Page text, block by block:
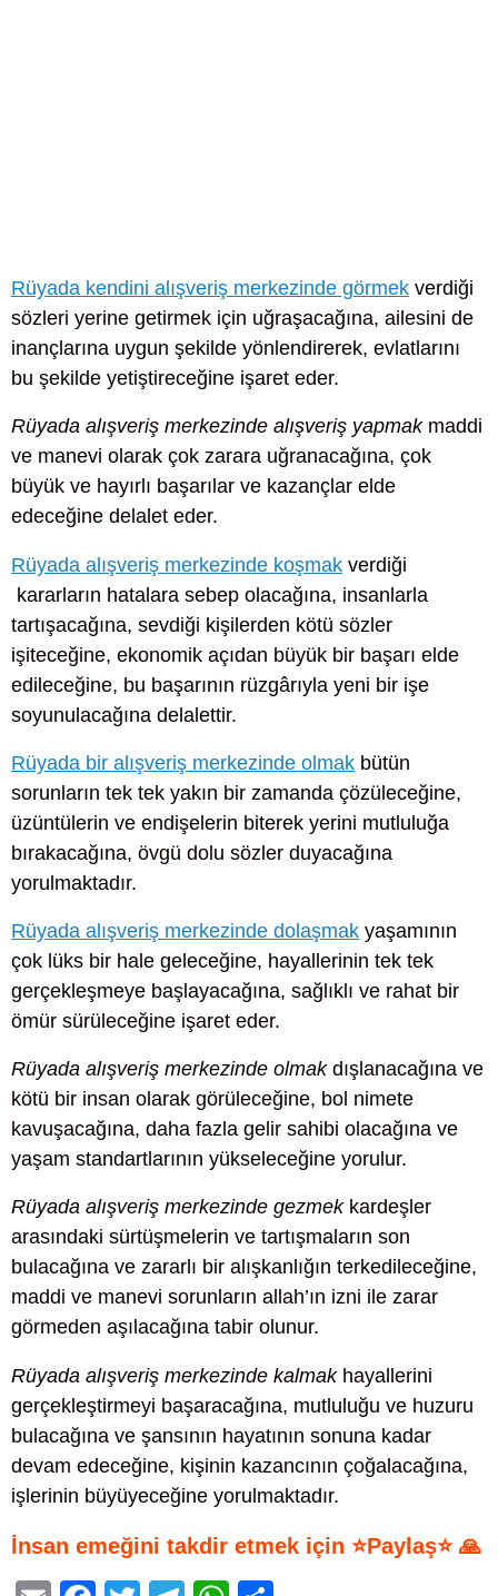
Rüyada kendini alışveriş merkezinde görmek verdiği
sözleri yerine getirmek için uğraşacağına, ailesini de
inançlarına uygun şekilde yönlendirerek, evlatlarını
bu şekilde yetiştireceğine işaret eder.
Rüyada alışveriş merkezinde alışveriş yapmakmaddi
ve manevi olarak çok zarara uğranacağına, çok
büyük ve hayırlı başarılar ve kazançlar elde
edeceğine delalet eder.
Rüyada alışveriş merkezinde koşmak verdiği
kararların hatalara sebep olacağına, insanlarla
tartışacağına, sevdiği kişilerden kötü sözler
işiteceğine, ekonomik açıdan büyük bir başarı elde
edileceğine, bu başarının rüzgârıyla yeni bir işe
soyunulacağına delalettir.
Rüyada bir alışveriş merkezinde olmak bütün
sorunların tek tek yakın bir zamanda çözüleceğine,
üzüntülerin ve endişelerin biterek yerini mutluluğa
bırakacağına, övgü dolu sözler duyacağına
yorulmaktadır.
Rüyada alışveriş merkezinde dolaşmak yaşamının
çok lüks bir hale geleceğine, hayallerinin tek tek
gerçekleşmeye başlayacağına, sağlıklı ve rahat bir
ömür sürüleceğine işaret eder.
Rüyada alışveriş merkezinde olmakdışlanacağına ve
kötü bir insan olarak görüleceğine, bol nimete
kavuşacağına, daha fazla gelir sahibi olacağına ve
yaşam standartlarının yükseleceğine yorulur.
Rüyada alışveriş merkezinde gezmekkardeşler
arasındaki sürtüşmelerin ve tartışmaların son
bulacağına ve zararlı bir alışkanlığın terkedileceğine,
maddi ve manevi sorunların allah’ın izni ile zarar
görmeden aşılacağına tabir olunur.
Rüyada alışveriş merkezinde kalmakhayallerini
gerçekleştirmeyi başaracağına, mutluluğu ve huzuru
bulacağına ve şansının hayatının sonuna kadar
devam edeceğine, kişinin kazancının çoğalacağına,
işlerinin büyüyeceğine yorulmaktadır.
İnsan emeğini takdir etmek için ⭐Paylaş⭐ 🙏